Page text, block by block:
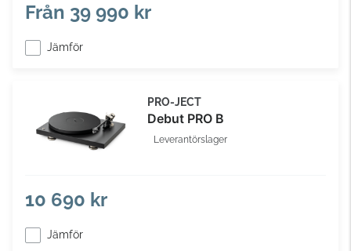
Från 39 990 kr
Jämför
PRO-JECT
Debut PRO B
Leverantörslager
10 690 kr
Jämför